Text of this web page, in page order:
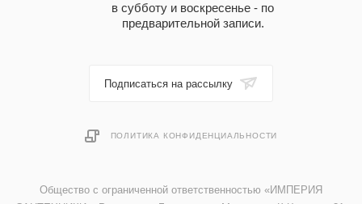
в субботу и воскресенье - по
предварительной записи.
Подписаться на рассылку
ПОЛИТИКА КОНФИДЕНЦИАЛЬНОСТИ
Общество с ограниченной ответственностью «ИМПЕРИЯ